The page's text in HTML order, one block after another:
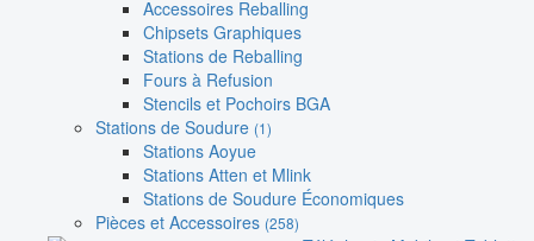
Accessoires Reballing
Chipsets Graphiques
Stations de Reballing
Fours à Refusion
Stencils et Pochoirs BGA
Stations de Soudure (1)
Stations Aoyue
Stations Atten et Mlink
Stations de Soudure Économiques
Pièces et Accessoires (258)